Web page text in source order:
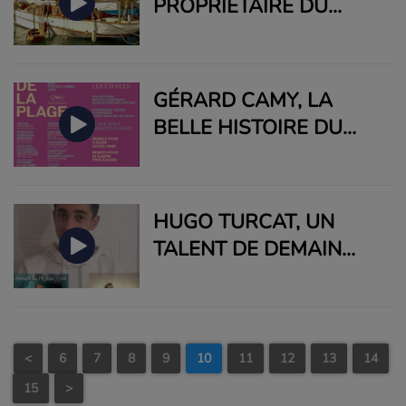
PROPRIÉTAIRE DU
NAUTIQUE D'UNE
LÉGENDE DU 7ÈME ART
GÉRARD CAMY, LA
BELLE HISTOIRE DU
CANNES
HUGO TURCAT, UN
TALENT DE DEMAIN
< 6 7 8 9 10 11 12 13
14
15
>